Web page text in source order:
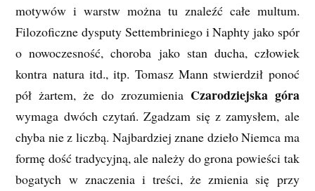
motywów i warstw można tu znaleźć całe multum.
Filozoficzne dysputy Settembriniego i Naphty jako spór
o nowoczesność, choroba jako stan ducha, człowiek
kontra natura itd., itp. Tomasz Mann stwierdził ponoć
pół żartem, że do zrozumienia Czarodziejska góra
wymaga dwóch czytań. Zgadzam się z zamysłem, ale
chyba nie z liczbą. Najbardziej znane dzieło Niemca ma
formę dość tradycyjną, ale należy do grona powieści tak
bogatych w znaczenia i treści, że zmienia się przy